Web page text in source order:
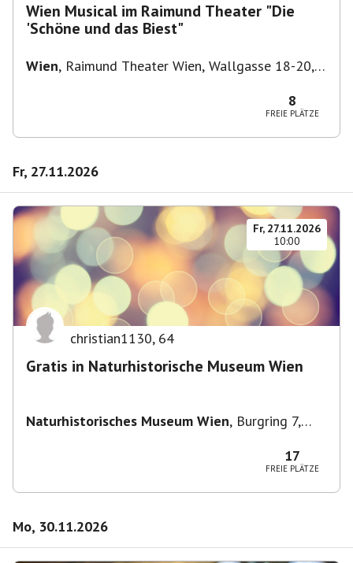
Wien Musical im Raimund Theater "Die
'Schöne und das Biest"
Wien, Raimund Theater Wien, Wallgasse 18-20,
8
FREIE PLÄTZE
Fr, 27.11.2026
Fr, 27.11.2026
10:00
christian1130, 64
Gratis in Naturhistorische Museum Wien
Naturhistorisches Museum Wien, Burgring 7,
17
FREIE PLÄTZE
Mo, 30.11.2026